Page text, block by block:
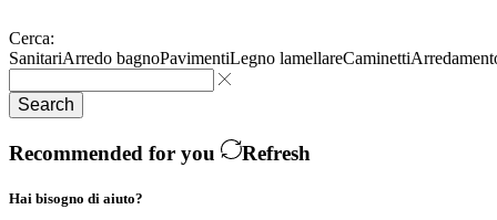
Cerca:
SanitariArredo bagnoPavimentiLegno lamellareCaminetti
Search
Recommended for you Refresh
Hai bisogno di aiuto?